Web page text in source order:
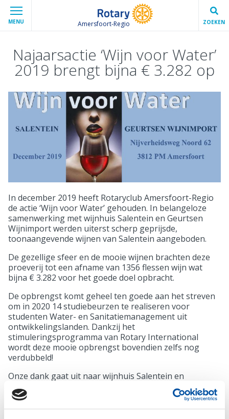
MENU Amersfoort-Regio ZOEKEN
Najaarsactie ‘Wijn voor Water’
2019 brengt bijna € 3.282 op
In december 2019 heeft Rotaryclub Amersfoort-Regio
de actie ‘Wijn voor Water’ gehouden. In belangeloze
samenwerking met wijnhuis Salentein en Geurtsen
Wijnimport werden uiterst scherp geprijsde,
toonaangevende wijnen van Salentein aangeboden.
De gezellige sfeer en de mooie wijnen brachten deze
proeverij tot een afname van 1356 flessen wijn wat
bijna € 3.282 voor het goede doel opbracht.
De opbrengst komt geheel ten goede aan het streven
om in 2020 14 studiebeurzen te realiseren voor
studenten Water- en Sanitatiemanagement uit
ontwikkelingslanden. Dankzij het
stimuleringsprogramma van Rotary International
wordt deze mooie opbrengst bovendien zelfs nog
verdubbeld!
Onze dank gaat uit naar wijnhuis Salentein en
Geurtsen Wijnimport voor de goede verzorging van
deze actie en natuurlijk naar alle afnemers van de
mooie wijnen.